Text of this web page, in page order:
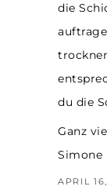
die
du die
Ganz
Simone
APRIL